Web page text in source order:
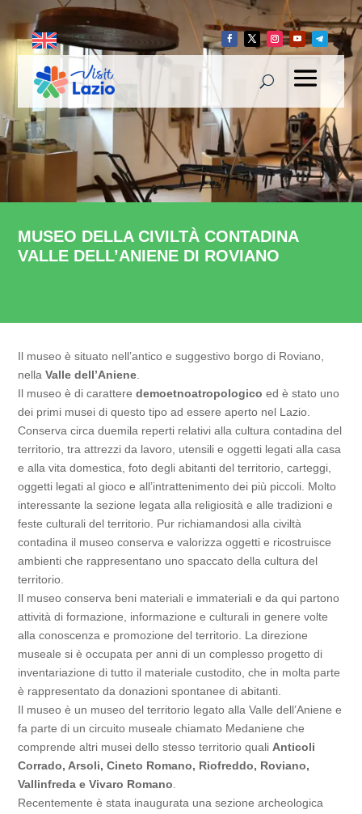
MUSEO DELLA CIVILTÀ CONTADINA
VALLE DELL’ANIENE DI ROVIANO
Il museo è situato nell’antico e suggestivo borgo di Roviano,
nellaValle dell’Aniene
Il museo è di carattere demoetnoatropologico ed è stato uno
dei primi musei di questo tipo ad essere aperto nel Lazio.
Conserva circa duemila reperti relativi alla cultura contadina del
territorio, tra attrezzi da lavoro, utensili e oggetti legati alla casa
e alla vita domestica, foto degli abitanti del territorio, carteggi,
oggetti legati al gioco e all’intrattenimento dei più piccoli. Molto
interessante la sezione legata alla religiosità e alle tradizioni e
feste culturali del territorio. Pur richiamandosi alla civiltà
contadina il museo conserva e valorizza oggetti e ricostruisce
ambienti che rappresentano uno spaccato della cultura del
territorio.
Il museo conserva beni materiali e immateriali e da qui partono
attività di formazione, informazione e culturali in genere volte
alla conoscenza e promozione del territorio. La direzione
museale si è occupata per anni di un complesso progetto di
inventariazione di tutto il materiale custodito, che in molta parte
è rappresentato da donazioni spontanee di abitanti.
Il museo è un museo del territorio legato alla Valle dell’Aniene e
fa parte di un circuito museale chiamato Medaniene che
comprende altri musei dello stesso territorio quali Anticoli
Corrado, Arsoli, Cineto Romano, Riofreddo, Roviano,
Vallinfreda e Vivaro Romano
Recentemente è stata inaugurata una sezione archeologica